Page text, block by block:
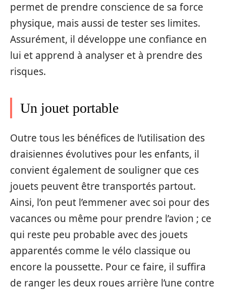
permet de prendre conscience de sa force
physique, mais aussi de tester ses limites.
Assurément, il développe une confiance en
lui et apprend à analyser et à prendre des
risques.
Un jouet portable
Outre tous les bénéfices de l’utilisation des
draisiennes évolutives pour les enfants, il
convient également de souligner que ces
jouets peuvent être transportés partout.
Ainsi, l’on peut l’emmener avec soi pour des
vacances ou même pour prendre l’avion ; ce
qui reste peu probable avec des jouets
apparentés comme le vélo classique ou
encore la poussette. Pour ce faire, il suffira
de ranger les deux roues arrière l’une contre